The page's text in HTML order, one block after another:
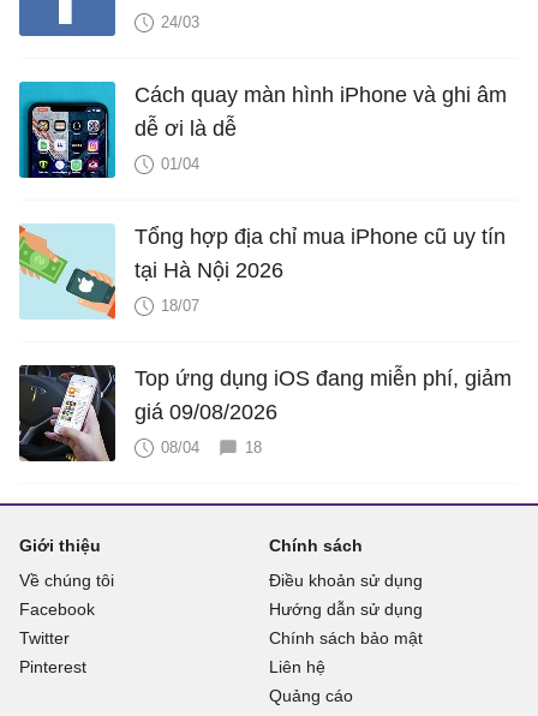
24/03
Cách quay màn hình iPhone và ghi âm
dễ ơi là dễ
01/04
Tổng hợp địa chỉ mua iPhone cũ uy tín
tại Hà Nội 2026
18/07
Top ứng dụng iOS đang miễn phí, giảm
giá 09/08/2026
08/04 18
Giới thiệu
Về chúng tôi
Facebook
Twitter
Pinterest
Chính sách
Điều khoản sử dụng
Hướng dẫn sử dụng
Chính sách bảo mật
Liên hệ
Quảng cáo